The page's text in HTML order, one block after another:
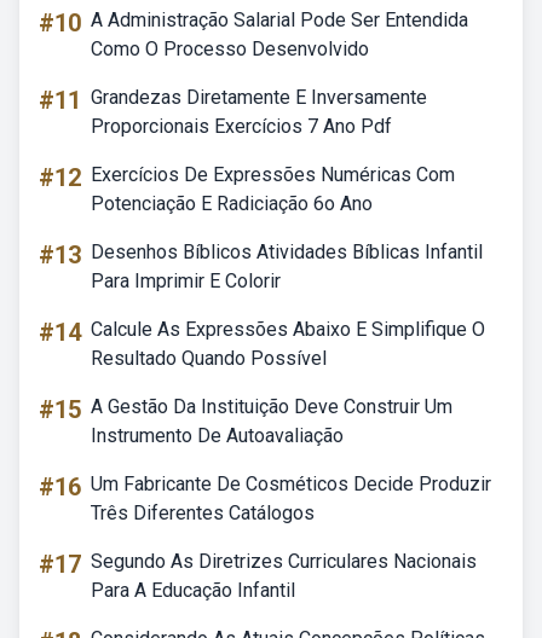
#10 A Administração Salarial Pode Ser Entendida
Como O Processo Desenvolvido
#11 Grandezas Diretamente E Inversamente
Proporcionais Exercícios 7 Ano Pdf
#12 Exercícios De Expressões Numéricas Com
Potenciação E Radiciação 6o Ano
#13 Desenhos Bíblicos Atividades Bíblicas Infantil
Para Imprimir E Colorir
#14 Calcule As Expressões Abaixo E Simplifique O
Resultado Quando Possível
#15 A Gestão Da Instituição Deve Construir Um
Instrumento De Autoavaliação
#16 Um Fabricante De Cosméticos Decide Produzir
Três Diferentes Catálogos
#17 Segundo As Diretrizes Curriculares Nacionais
Para A Educação Infantil